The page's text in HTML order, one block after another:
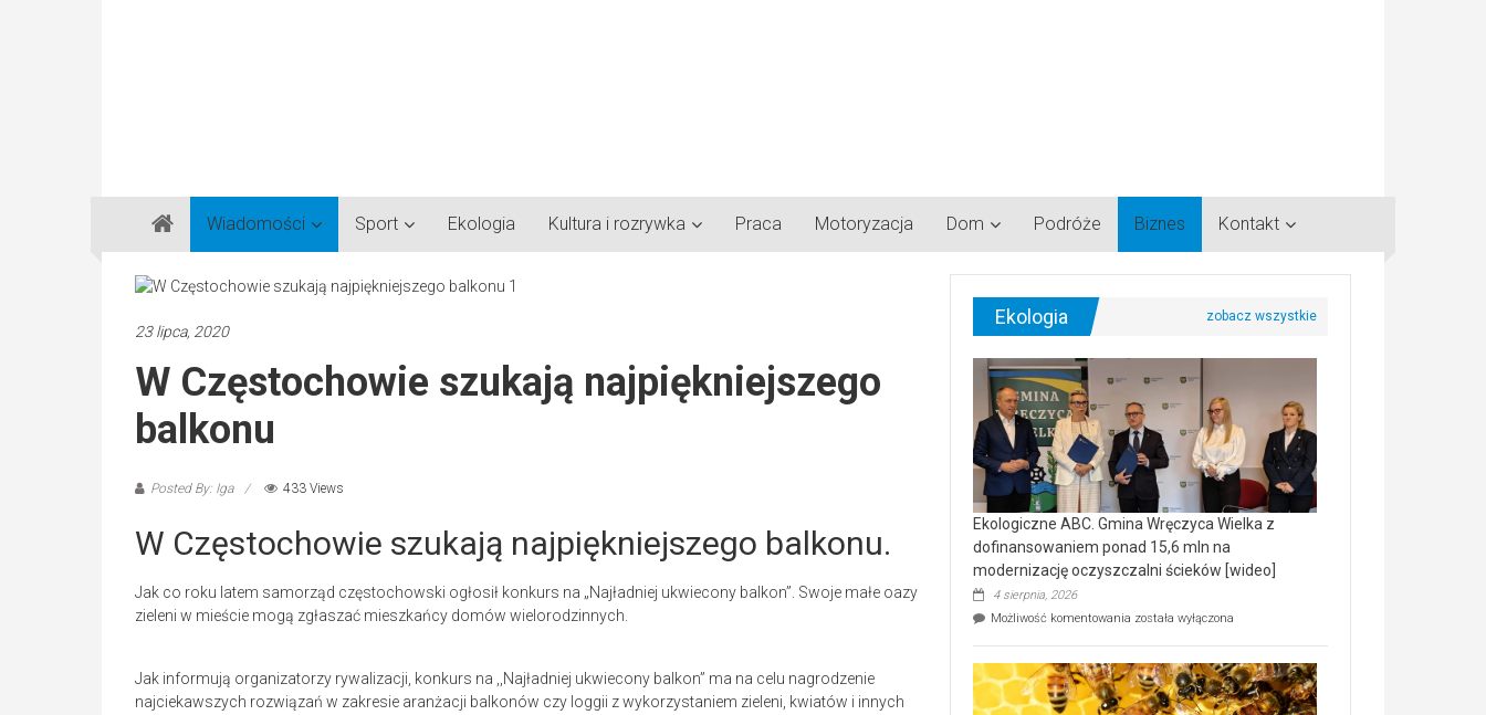
Gazeta
Regionalna
Częstochowa,
Lubliniec,
Wiadomości Sport Ekologia Kultura i rozrywka Praca Motoryzacja Dom Podróże Biznes Kontakt
23 lipca, 2020
W Częstochowie szukają najpiękniejszego
balkonu
Posted By: Iga 433 Views
W Częstochowie szukają najpiękniejszego balkonu.
Jak co roku latem samorząd częstochowski ogłosił konkurs na „Najładniej ukwiecony balkon”. Swoje małe oazy
zieleni w mieście mogą zgłaszać mieszkańcy domów wielorodzinnych.
Jak informują organizatorzy rywalizacji, konkurs na ,,Najładniej ukwiecony balkon” ma na celu nagrodzenie
najciekawszych rozwiązań w zakresie aranżacji balkonów czy loggii z wykorzystaniem zieleni, kwiatów i innych
Ekologia
Ekologiczne ABC. Gmina Wręczyca Wielka z
dofinansowaniem ponad 15,6 mln na
modernizację oczyszczalni ścieków [wideo]
4 sierpnia, 2026
Możliwość komentowania Ekologiczne
Wręczyca
Wielka
z
została wyłączona